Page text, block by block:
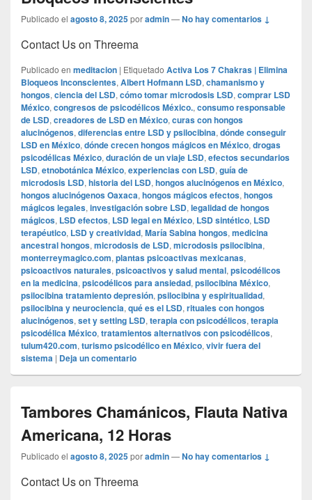
Publicado el agosto 8, 2025poradmin—No hay comentarios ↓
Contact Us on Threema
Publicado en meditacion | Etiquetado Activa Los 7 Chakras | Elimina
Bloqueos Inconscientes, Albert Hofmann LSD, chamanismo y
hongos, ciencia del LSD, cómo tomar microdosis LSD, comprar LSD
México, congresos de psicodélicos México., consumo responsable
de LSD, creadores de LSD en México, curas con hongos
alucinógenos, diferencias entre LSD y psilocibina, dónde conseguir
LSD en México, dónde crecen hongos mágicos en México, drogas
psicodélicas México, duración de un viaje LSD, efectos secundarios
LSD, etnobotánica México, experiencias con LSD, guía de
microdosis LSD, historia del LSD, hongos alucinógenos en México,
hongos alucinógenos Oaxaca, hongos mágicos efectos, hongos
mágicos legales, investigación sobre LSD, legalidad de hongos
mágicos, LSD efectos, LSD legal en México, LSD sintético, LSD
terapéutico, LSD y creatividad, María Sabina hongos, medicina
ancestral hongos, microdosis de LSD, microdosis psilocibina,
monterreymagico.com, plantas psicoactivas mexicanas,
psicoactivos naturales, psicoactivos y salud mental, psicodélicos
en la medicina, psicodélicos para ansiedad, psilocibina México,
psilocibina tratamiento depresión, psilocibina y espiritualidad,
psilocibina y neurociencia, qué es el LSD, rituales con hongos
alucinógenos, set y setting LSD, terapia con psicodélicos, terapia
psicodélica México, tratamientos alternativos con psicodélicos,
tulum420.com, turismo psicodélico en México, vivir fuera del
sistema | Deja un comentario
Tambores Chamánicos, Flauta Nativa
Americana, 12 Horas
Publicado el agosto 8, 2025poradmin—No hay comentarios ↓
Contact Us on Threema